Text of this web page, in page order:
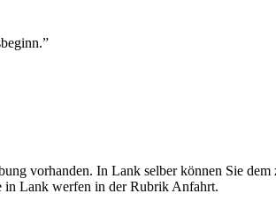
vorhanden. In Lank selber können Sie dem
in Lank werfen in der Rubrik Anfahrt.